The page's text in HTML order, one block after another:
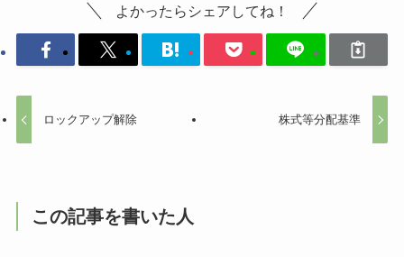
よかったらシェアしてね！
ロックアップ解除 株式等分配基準
この記事を書いた人